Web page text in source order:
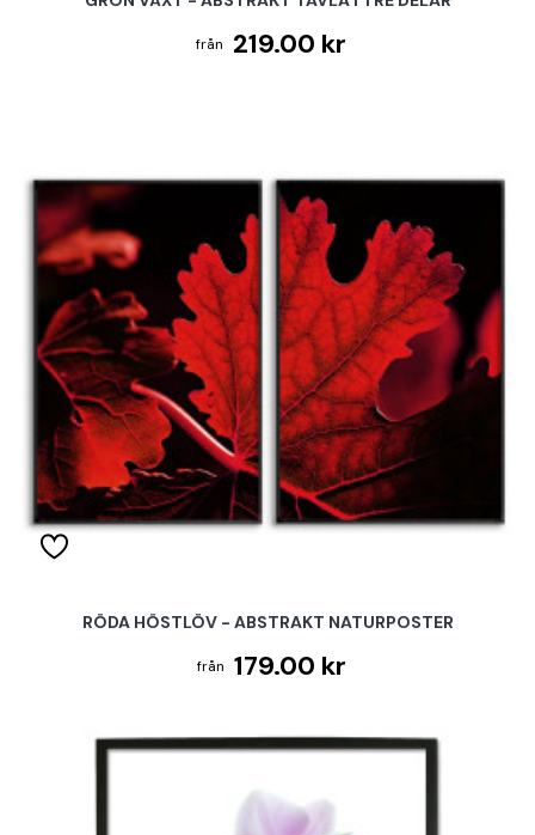
219.00 kr
RÖDA HÖSTLÖV - ABSTRAKT NATURPOSTER
179.00 kr